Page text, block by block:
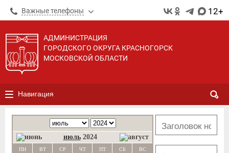
Важные телефоны 12+
АДМИНИСТРАЦИЯ
ГОРОДСКОГО ОКРУГА КРАСНОГОРСК
МОСКОВСКОЙ ОБЛАСТИ
Навигация
июль 2024
ПН ВТ СР ЧТ ПТ СБ ВС